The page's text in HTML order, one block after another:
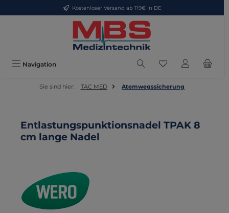
Zum Hauptinhalt springenKostenloser Versand ab 119€ in DE
Navigation Du hast 0
Sie sind hier: TAC MED Atemwegssicherung
Entlastungspunktionsnadel TPAK 8
cm lange Nadel